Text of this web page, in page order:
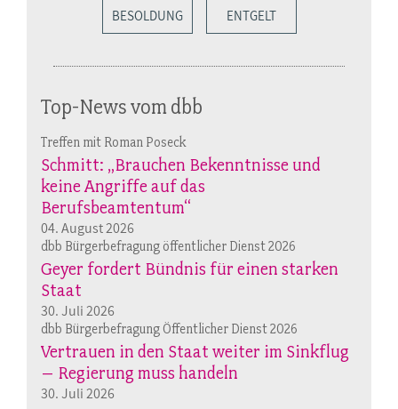
BESOLDUNG ENTGELT
Top-News vom dbb
Treffen mit Roman Poseck
Schmitt: „Brauchen Bekenntnisse und
keine Angriffe auf das
Berufsbeamtentum“
04. August 2026
dbb Bürgerbefragung öffentlicher Dienst 2026
Geyer fordert Bündnis für einen starken
Staat
30. Juli 2026
dbb Bürgerbefragung Öffentlicher Dienst 2026
Vertrauen in den Staat weiter im Sinkflug
– Regierung muss handeln
30. Juli 2026